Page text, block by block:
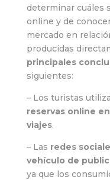
determinar cuáles
online y de
mercado en
producidas
principales
siguientes:
– Los turistas
reservas online
viajes.
– Las redes
vehículo de
ya que los